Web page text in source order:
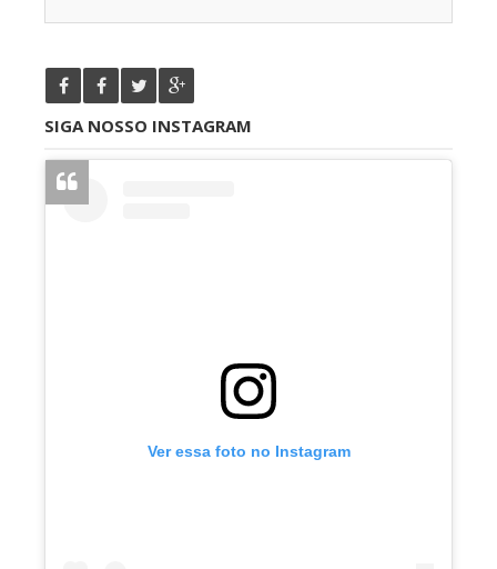
SIGA NOSSO INSTAGRAM
Ver essa foto no Instagram